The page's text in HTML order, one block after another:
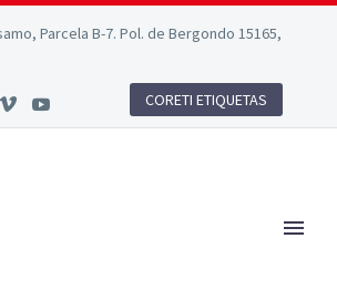
Parcela B-7. Pol. de Bergondo 15165,
CORETI ETIQUETAS